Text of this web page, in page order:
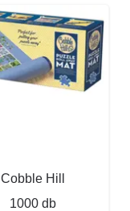
Cobble Hill
1000 db